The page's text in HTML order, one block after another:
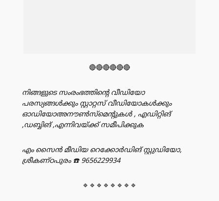
🔴🔴🔴🔴🔴🔴
നിങ്ങളുടെ സംരംഭത്തിൻ്റെ വീഡിയോ
പരസ്യങ്ങൾക്കും സ്റ്റാറ്റസ് വീഡിയോകൾക്കും
ഓഡിയോഅനൗൺസ്‌മെന്റുകൾ , എഡിറ്റിങ്
,ഡബ്ബിങ് ,എന്നിവയ്ക്ക് സമീപിക്കുക
എം സൈൻ മീഡിയ റെക്കോർഡിങ് സ്റ്റുഡിയോ,
ശ്രീകണ്ഠപുരം ☎️ 9656229934
🔹🔹🔹🔹🔹🔹🔹🔹